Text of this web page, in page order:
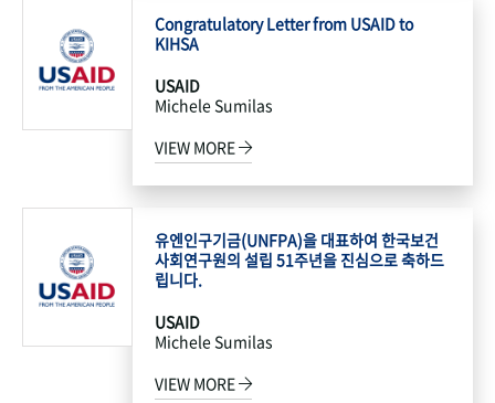
Congratulatory Letter from USAID to
KIHSA
USAID
Michele Sumilas
VIEW MORE
유엔인구기금(UNFPA)을 대표하여 한국보건
사회연구원의 설립 51주년을 진심으로 축하드
립니다.
USAID
Michele Sumilas
VIEW MORE